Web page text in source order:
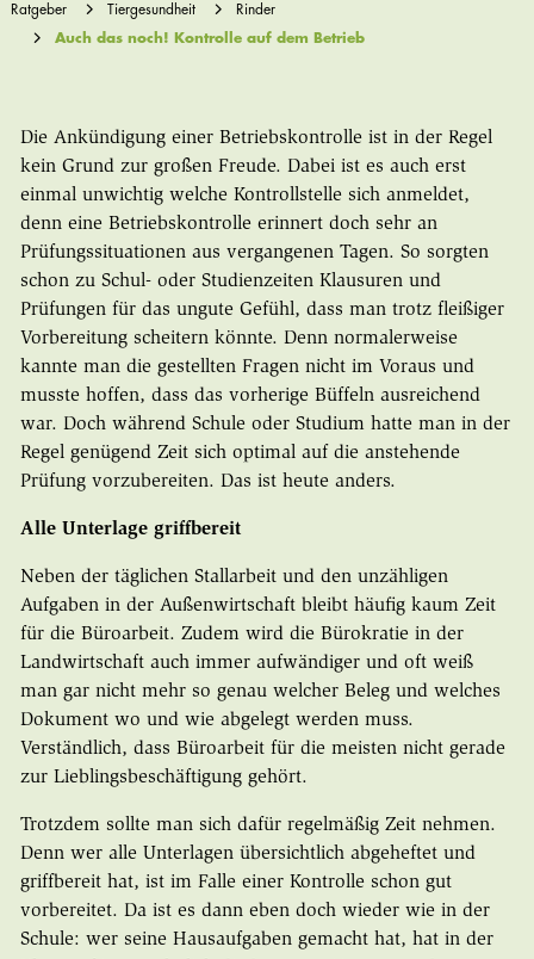
Ratgeber Tiergesundheit
Rinder
Auch das noch! Kontrolle auf dem Betrieb
Die Ankündigung einer Betriebskontrolle ist in der Regel
kein Grund zur großen Freude. Dabei ist es auch erst
einmal unwichtig welche Kontrollstelle sich anmeldet,
denn eine Betriebskontrolle erinnert doch sehr an
Prüfungssituationen aus vergangenen Tagen. So sorgten
schon zu Schul- oder Studienzeiten Klausuren und
Prüfungen für das ungute Gefühl, dass man trotz fleißiger
Vorbereitung scheitern könnte. Denn normalerweise
kannte man die gestellten Fragen nicht im Voraus und
musste hoffen, dass das vorherige Büffeln ausreichend
war. Doch während Schule oder Studium hatte man in der
Regel genügend Zeit sich optimal auf die anstehende
Prüfung vorzubereiten. Das ist heute anders.
Alle Unterlage griffbereit
Neben der täglichen Stallarbeit und den unzähligen
Aufgaben in der Außenwirtschaft bleibt häufig kaum Zeit
für die Büroarbeit. Zudem wird die Bürokratie in der
Landwirtschaft auch immer aufwändiger und oft weiß
man gar nicht mehr so genau welcher Beleg und welches
Dokument wo und wie abgelegt werden muss.
Verständlich, dass Büroarbeit für die meisten nicht gerade
zur Lieblingsbeschäftigung gehört.
Trotzdem sollte man sich dafür regelmäßig Zeit nehmen.
Denn wer alle Unterlagen übersichtlich abgeheftet und
griffbereit hat, ist im Falle einer Kontrolle schon gut
vorbereitet. Da ist es dann eben doch wieder wie in der
Schule: wer seine Hausaufgaben gemacht hat, hat in der